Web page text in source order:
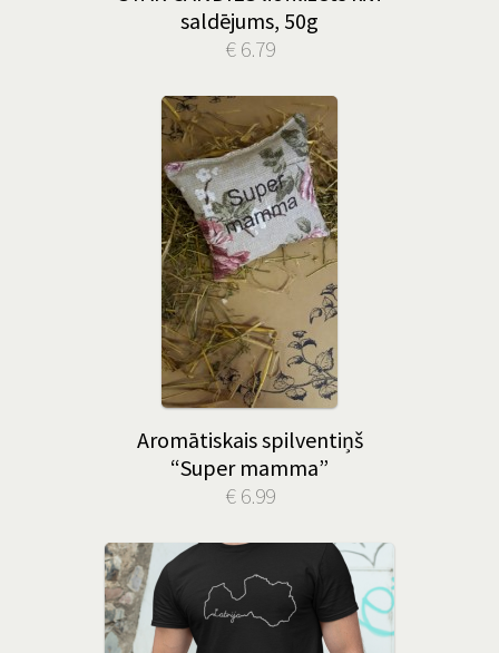
saldējums, 50g
€ 6.79
Aromātiskais spilventiņš
“Super mamma”
€ 6.99